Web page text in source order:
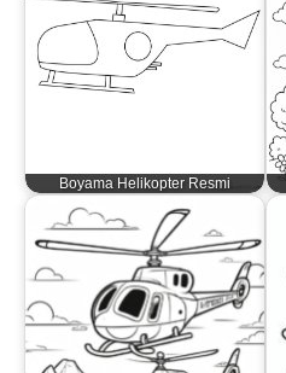
Boyama Helikopter Resmi